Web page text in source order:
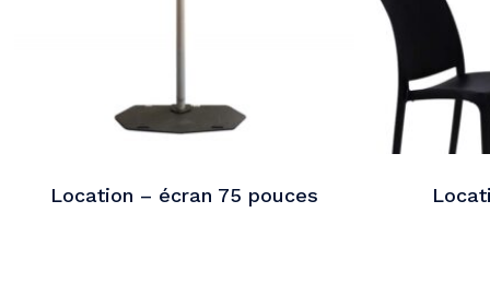
Location – écran 75 pouces